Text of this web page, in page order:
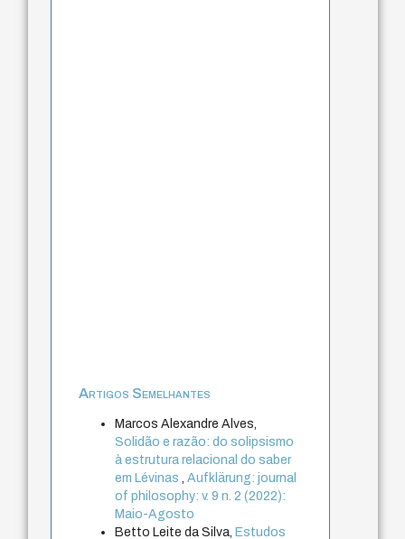
Artigos Semelhantes
Marcos Alexandre Alves,
Solidão e razão: do solipsismo
à estrutura relacional do saber
em Lévinas,Aufklärung: journal
of philosophy: v. 9 n. 2 (2022):
Maio-Agosto
Betto Leite da Silva, Estudos